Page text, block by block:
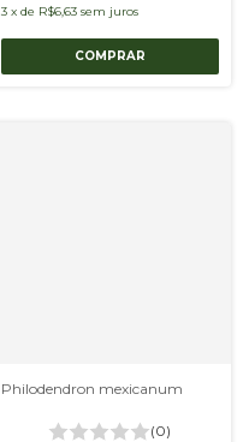
3 x de R$6,63 sem juros
Philodendron mexicanum
(0)